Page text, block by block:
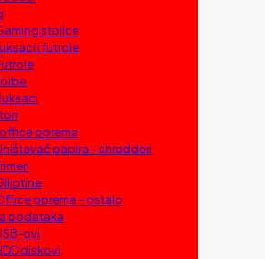
stolice
i futrole
oprema
papira – shredderi
oprema – ostalo
podataka
ovi
diskovi